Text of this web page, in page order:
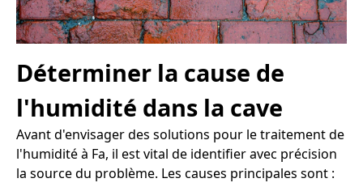
Déterminer la cause de
l'humidité dans la cave
Avant d'envisager des solutions pour le traitement de
l'humidité à Fa, il est vital de identifier avec précision
la source du problème. Les causes principales sont :